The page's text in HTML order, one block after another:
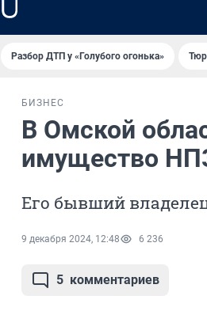
Разбор ДТП у «Голубого огонька»
БИЗНЕС
В Омской
имущество
Его бывший
9 декабря 2024, 12:48 6 236
5 комментариев